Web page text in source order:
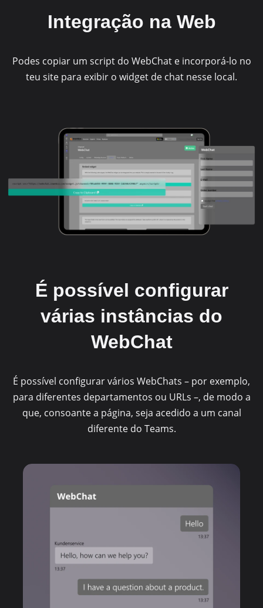
Integração na Web
Podes copiar um script do WebChat e incorporá-lo no
teu site para exibir o widget de chat nesse local.
É possível configurar
várias instâncias do
WebChat
É possível configurar vários WebChats – por exemplo,
para diferentes departamentos ou URLs –, de modo a
que, consoante a página, seja acedido a um canal
diferente do Teams.